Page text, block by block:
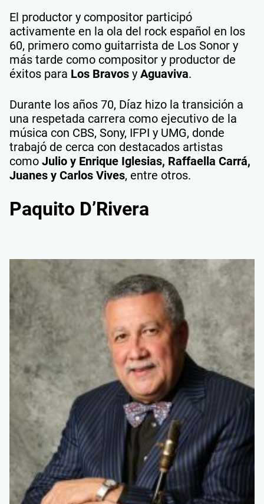
El productor y compositor participó
activamente en la ola del rock español en los
60, primero como guitarrista de Los Sonor y
más tarde como compositor y productor de
éxitos para Los Bravos y Aguaviva.
Durante los años 70, Díaz hizo la transición a
una respetada carrera como ejecutivo de la
música con CBS, Sony, IFPI y UMG, donde
trabajó de cerca con destacados artistas
como Julio y Enrique Iglesias, Raffaella Carrá,
Juanes y Carlos Vives, entre otros.
Paquito D’Rivera